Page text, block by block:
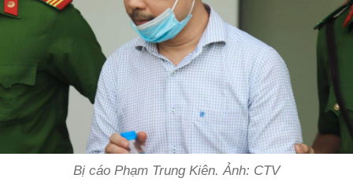
Bị cáo Phạm Trung Kiên. Ảnh: CTV